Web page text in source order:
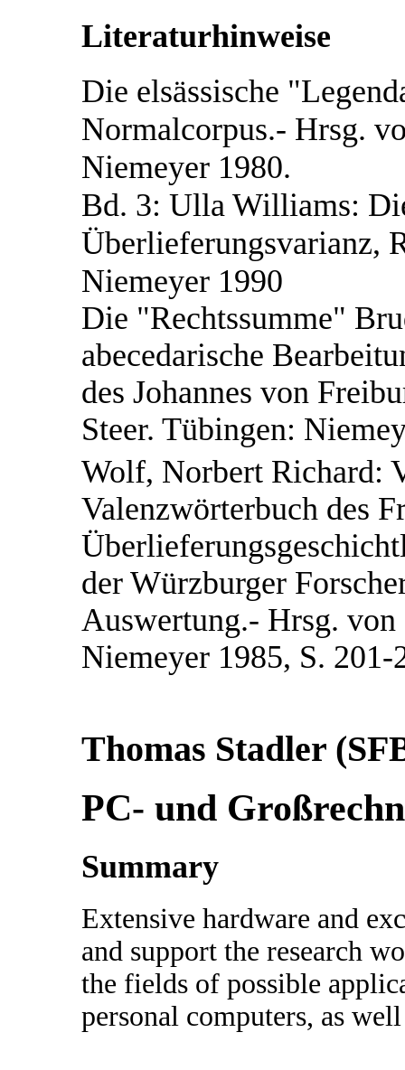
Literaturhinweise
Die elsässische
Normalcorpus.- Hrsg.
Niemeyer 1980.
Bd. 3: Ulla Williams:
Überlieferungsvarianz,
Niemeyer 1990
Die "Rechtssumme"
abecedarische
des Johannes von
Steer. Tübingen:
Wolf, Norbert Richard:
Valenzwörterbuch des
der Würzburger
Auswertung.- Hrsg.
Niemeyer 1985, S. 201-
Thomas Stadler
PC- und
Summary
Extensive hardware and
and support the research
the fields of possible
personal computers, as